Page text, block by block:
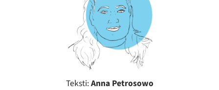
Teksti:Anna Petrosowo